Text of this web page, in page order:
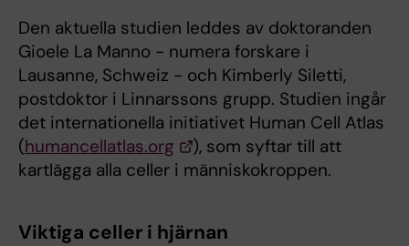
Den aktuella studien leddes av doktoranden
Gioele La Manno - numera forskare i
Lausanne, Schweiz - och Kimberly Siletti,
postdoktor i Linnarssons grupp. Studien ingår
det internationella initiativet Human Cell Atlas
(humancellatlas.org
), som syftar till att
kartlägga alla celler i människokroppen.
Viktiga celler i hjärnan